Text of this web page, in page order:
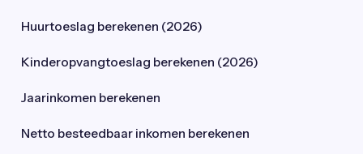
Huurtoeslag berekenen (2026)
Kinderopvangtoeslag berekenen (2026)
Jaarinkomen berekenen
Netto besteedbaar inkomen berekenen